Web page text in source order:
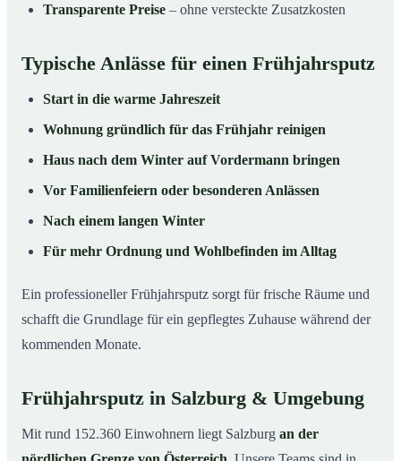
Transparente Preise – ohne versteckte Zusatzkosten
Typische Anlässe für einen Frühjahrsputz
Start in die warme Jahreszeit
Wohnung gründlich für das Frühjahr reinigen
Haus nach dem Winter auf Vordermann bringen
Vor Familienfeiern oder besonderen Anlässen
Nach einem langen Winter
Für mehr Ordnung und Wohlbefinden im Alltag
Ein professioneller Frühjahrsputz sorgt für frische Räume und
schafft die Grundlage für ein gepflegtes Zuhause während der
kommenden Monate.
Frühjahrsputz in Salzburg & Umgebung
Mit rund 152.360 Einwohnern liegt Salzburg an der